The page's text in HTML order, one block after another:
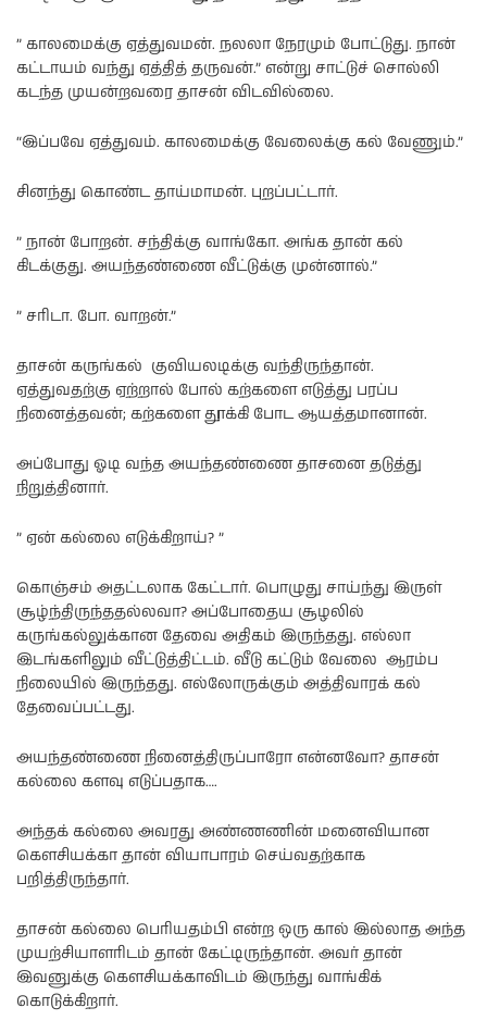
” காலமைக்கு ஏத்துவமன். நலலா நேரமும் போட்டுது. நான்
கட்டாயம் வந்து ஏத்தித் தருவன்.” என்று சாட்டுச் சொல்லி
கடந்த முயன்றவரை தாசன் விடவில்லை.
“இப்பவே ஏத்துவம். காலமைக்கு வேலைக்கு கல் வேணும்.”
சினந்து கொண்ட தாய்மாமன். புறப்பட்டார்.
” நான் போறன். சந்திக்கு வாங்கோ. அங்க தான் கல்
கிடக்குது. அயந்தண்ணை வீட்டுக்கு முன்னால்.”
” சரிடா. போ. வாறன்.”
தாசன் கருங்கல் குவியலடிக்கு வந்திருந்தான்.
ஏத்துவதற்கு ஏற்றால் போல் கற்களை எடுத்து பரப்ப
நினைத்தவன்; கற்களை தூக்கி போட ஆயத்தமானான்.
அப்போது ஓடி வந்த அயந்தண்ணை தாசனை தடுத்து
நிறுத்தினார்.
” ஏன் கல்லை எடுக்கிறாய்? ”
கொஞ்சம் அதட்டலாக கேட்டார். பொழுது சாய்ந்து இருள்
சூழ்ந்திருந்ததல்லவா? அப்போதைய சூழலில்
கருங்கல்லுக்கான தேவை அதிகம் இருந்தது. எல்லா
இடங்களிலும் வீட்டுத்திட்டம். வீடு கட்டும் வேலை ஆரம்ப
நிலையில் இருந்தது. எல்லோருக்கும் அத்திவாரக் கல்
தேவைப்பட்டது.
அயந்தண்ணை நினைத்திருப்பாரோ என்னவோ? தாசன்
கல்லை களவு எடுப்பதாக….
அந்தக் கல்லை அவரது அண்ணணின் மனைவியான
கௌசியக்கா தான் வியாபாரம் செய்வதற்காக
பறித்திருந்தார்.
தாசன் கல்லை பெரியதம்பி என்ற ஒரு கால் இல்லாத அந்த
முயற்சியாளரிடம் தான் கேட்டிருந்தான். அவர் தான்
இவனுக்கு கௌசியக்காவிடம் இருந்து வாங்கிக்
கொடுக்கிறார்.